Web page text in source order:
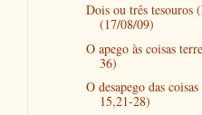
Dois ou três tesouros
(17/08/09)
O apego às coisas
36)
O desapego das
15,21-28)